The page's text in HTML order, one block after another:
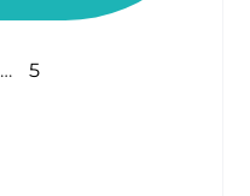
… 5